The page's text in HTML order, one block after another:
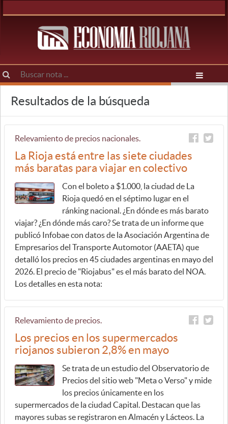
Resultados de la búsqueda
Relevamiento de precios nacionales.
La Rioja está entre las siete ciudades
más baratas para viajar en colectivo
Con el boleto a $1.000, la ciudad de La
Rioja quedó en el séptimo lugar en el
ránking nacional. ¿En dónde es más barato
viajar? ¿En dónde más caro? Se trata de un informe que
publicó Infobae con datos de la Asociación Argentina de
Empresarios del Transporte Automotor (AAETA) que
detalló los precios en 45 ciudades argentinas en mayo del
2026. El precio de "Riojabus" es el más barato del NOA.
Los detalles en esta nota:
Relevamiento de precios.
Los precios en los supermercados
riojanos subieron 2,8% en mayo
Se trata de un estudio del Observatorio de
Precios del sitio web "Meta o Verso" y mide
los precios únicamente en los
supermercados de la ciudad Capital. Destacan que las
mayores subas se registraron en Almacén y Lácteos. La